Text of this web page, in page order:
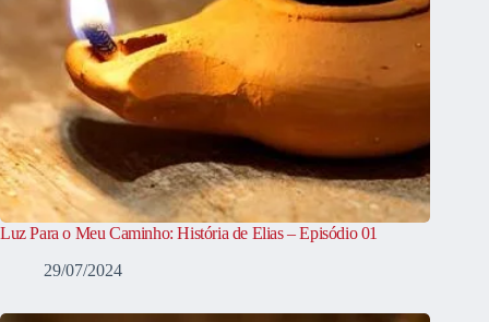
Luz Para o Meu Caminho: História de Elias – Episódio 01
29/07/2024